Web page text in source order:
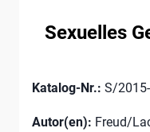
Sexuelles
Katalog-Nr.: S/
Autor(en): Freud/